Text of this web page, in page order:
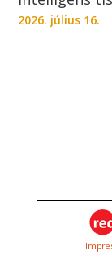
2026. július 16.